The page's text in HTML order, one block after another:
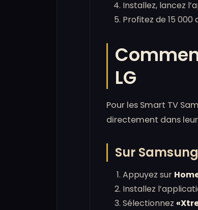
Installez, lancez
Profitez de 15
LG
Pour les Smart TV
directement dans
Sur
Appuyez sur
Installez
Sélectionnez